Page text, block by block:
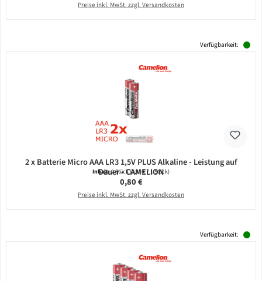
Preise inkl. MwSt. zzgl. Versandkosten
Verfügbarkeit:
2 x Batterie Micro AAA LR3 1,5V PLUS Alkaline - Leistung auf
Dauer - CAMELION
Inhalt:2 Stück(0,40 € / 1 Stück)
Regulärer Preis:
0,80 €
Preise inkl. MwSt. zzgl. Versandkosten
Verfügbarkeit: